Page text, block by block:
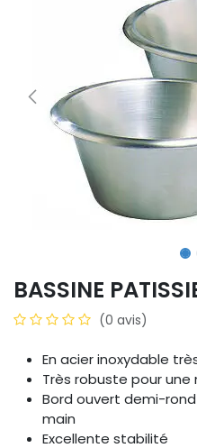
BASSINE
(0 avis)
En acier inoxydable
Très robuste pour
Bord ouvert demi-
main
Excellente stabilité